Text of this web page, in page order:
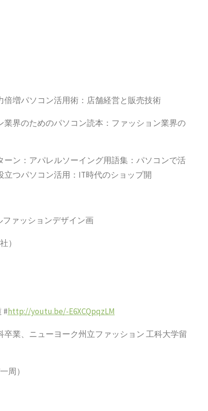
増パソコン活用術：店舗経営と販売技術
界のためのパソコン読本：ファッション業界の
ン：アパレルソーイング用語集：パソコンで活
つパソコン活用：IT時代のショップ開
ァッションデザイン画
）
#http://youtu.be/-E6XCQpqzLM
業、ニューヨーク州立ファッション 工科大学留
周）